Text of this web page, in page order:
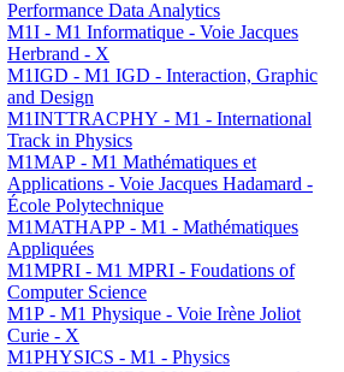
Performance Data Analytics
M1I - M1 Informatique - Voie Jacques
Herbrand - X
M1IGD - M1 IGD - Interaction, Graphic
and Design
M1INTTRACPHY - M1 - International
Track in Physics
M1MAP - M1 Mathématiques et
Applications - Voie Jacques Hadamard -
École Polytechnique
M1MATHAPP - M1 - Mathématiques
Appliquées
M1MPRI - M1 MPRI - Foudations of
Computer Science
M1P - M1 Physique - Voie Irène Joliot
Curie - X
M1PHYSICS - M1 - Physics